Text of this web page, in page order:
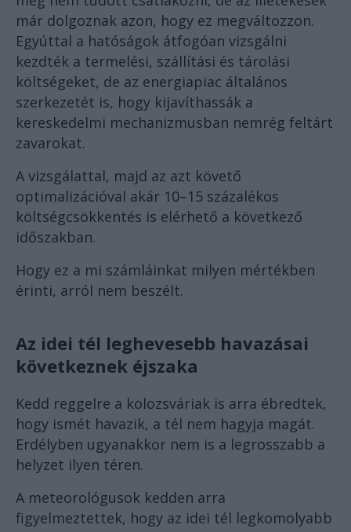
már dolgoznak azon, hogy ez megváltozzon.
Egyúttal a hatóságok átfogóan vizsgálni
kezdték a termelési, szállítási és tárolási
költségeket, de az energiapiac általános
szerkezetét is, hogy kijavíthassák a
kereskedelmi mechanizmusban nemrég feltárt
zavarokat.
A vizsgálattal, majd az azt követő
optimalizációval akár 10–15 százalékos
költségcsökkentés is elérhető a következő
időszakban.
Hogy ez a mi számláinkat milyen mértékben
érinti, arról nem beszélt.
Az idei tél leghevesebb havazásai
következnek éjszaka
Kedd reggelre a kolozsváriak is arra ébredtek,
hogy ismét havazik, a tél nem hagyja magát.
Erdélyben ugyanakkor nem is a legrosszabb a
helyzet ilyen téren.
A meteorológusok kedden arra
figyelmeztettek, hogy az idei tél legkomolyabb